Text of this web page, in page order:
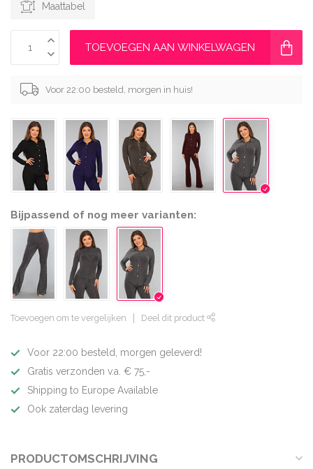
Maattabel
TOEVOEGEN AAN WINKELWAGEN
Voor 22:00 besteld, morgen in huis!
Bijpassend of nog meer varianten:
Toevoegen om te vergelijken Deel dit product
Voor 22:00 besteld, morgen geleverd!
Gratis verzonden v.a. € 75,-
Shipping to Europe Available
Ook zaterdag levering
PRODUCTOMSCHRIJVING